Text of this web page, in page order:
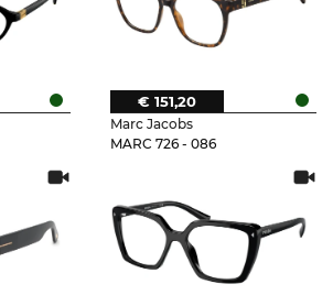
Marc Jacobs
MARC 726 - 086
€ 151,20